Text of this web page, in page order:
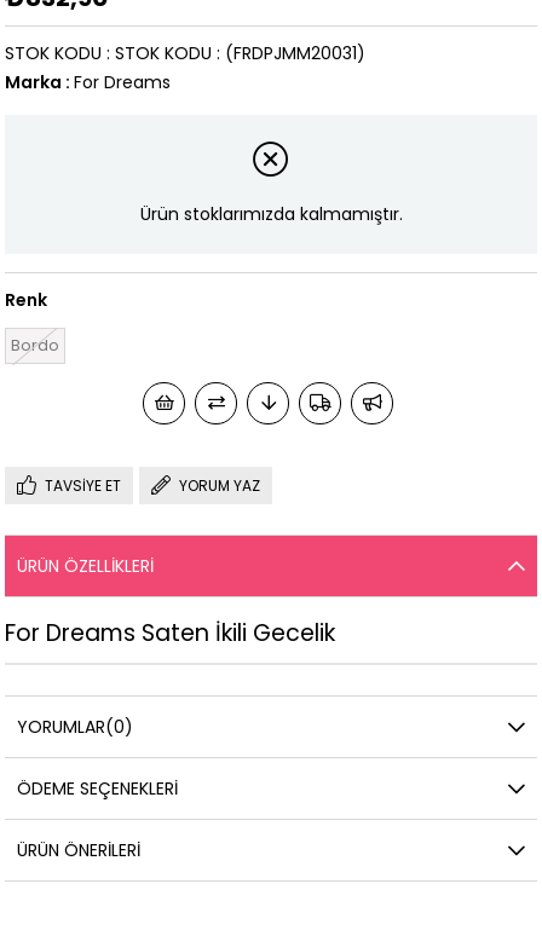
(FRDPJMM20031)
STOK KODU
STOK KODU
Marka : For Dreams
Ürün stoklarımızda kalmamıştır.
Renk
Bordo
TAVSIYE ET YORUM YAZ
ÜRÜN ÖZELLIKLERI
For Dreams Saten İkili Gecelik
YORUMLAR(0)
ÖDEME SEÇENEKLERI
ÜRÜN ÖNERILERI